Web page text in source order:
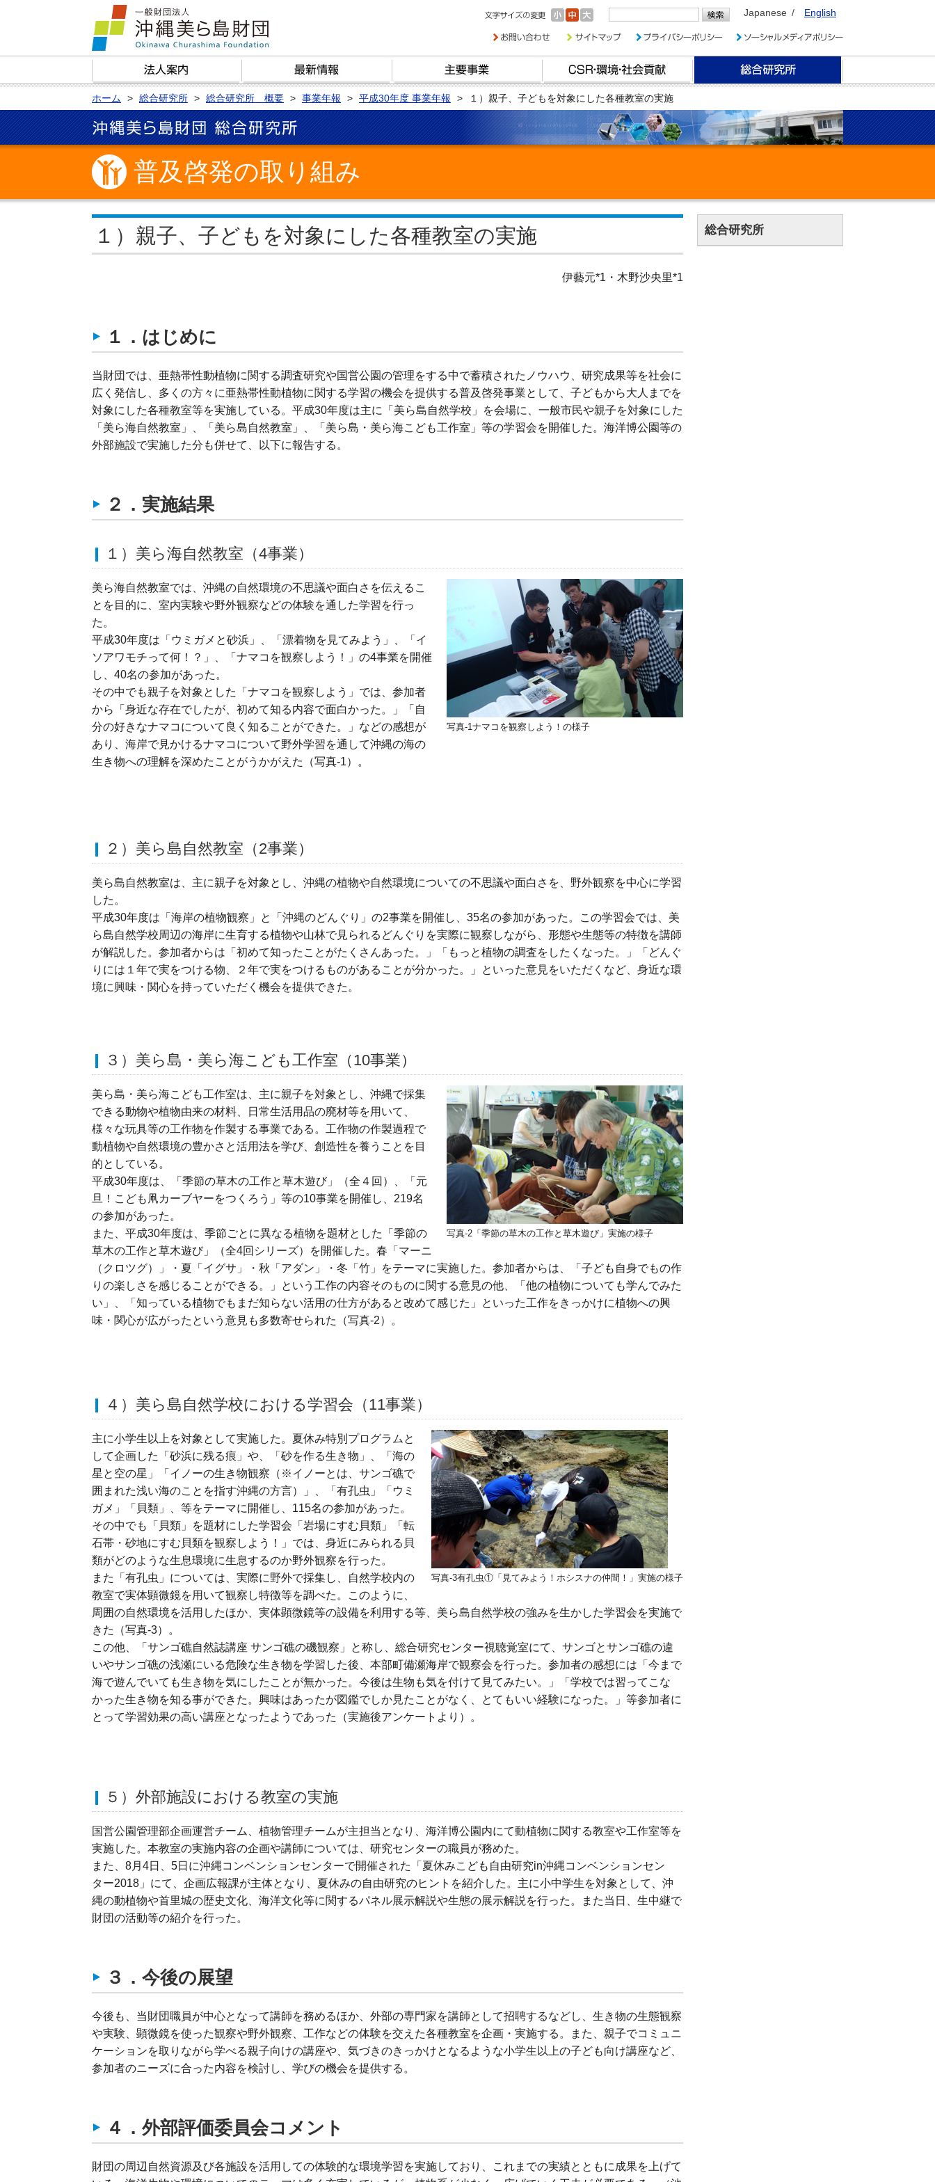
Japanese English
ホーム 総合研究所 総合研究所 概要 事業年報 平成30年度 事業年報 １）親子、子どもを対象にした各種教室の実施
普及啓発の取り組み
１）親子、子どもを対象にした各種教室の実施
伊藝元*1・木野沙央里*1
１．はじめに
当財団では、亜熱帯性動植物に関する調査研究や国営公園の管理をする中で蓄積されたノウハウ、研究成果等を社会に
広く発信し、多くの方々に亜熱帯性動植物に関する学習の機会を提供する普及啓発事業として、子どもから大人までを
対象にした各種教室等を実施している。平成30年度は主に「美ら島自然学校」を会場に、一般市民や親子を対象にした
「美ら海自然教室」、「美ら島自然教室」、「美ら島・美ら海こども工作室」等の学習会を開催した。海洋博公園等の
外部施設で実施した分も併せて、以下に報告する。
２．実施結果
１）美ら海自然教室（4事業）
写真-1ナマコを観察しよう！の様子
美ら海自然教室では、沖縄の自然環境の不思議や面白さを伝えるこ
とを目的に、室内実験や野外観察などの体験を通した学習を行っ
た。
平成30年度は「ウミガメと砂浜」、「漂着物を見てみよう」、「イ
ソアワモチって何！？」、「ナマコを観察しよう！」の4事業を開催
し、40名の参加があった。
その中でも親子を対象とした「ナマコを観察しよう」では、参加者
から「身近な存在でしたが、初めて知る内容で面白かった。」「自
分の好きなナマコについて良く知ることができた。」などの感想が
あり、海岸で見かけるナマコについて野外学習を通して沖縄の海の
生き物への理解を深めたことがうかがえた（写真-1）。
２）美ら島自然教室（2事業）
美ら島自然教室は、主に親子を対象とし、沖縄の植物や自然環境についての不思議や面白さを、野外観察を中心に学習
した。
平成30年度は「海岸の植物観察」と「沖縄のどんぐり」の2事業を開催し、35名の参加があった。この学習会では、美
ら島自然学校周辺の海岸に生育する植物や山林で見られるどんぐりを実際に観察しながら、形態や生態等の特徴を講師
が解説した。参加者からは「初めて知ったことがたくさんあった。」「もっと植物の調査をしたくなった。」「どんぐ
りには１年で実をつける物、２年で実をつけるものがあることが分かった。」といった意見をいただくなど、身近な環
境に興味・関心を持っていただく機会を提供できた。
３）美ら島・美ら海こども工作室（10事業）
写真-2「季節の草木の工作と草木遊び」実施の様子
美ら島・美ら海こども工作室は、主に親子を対象とし、沖縄で採集
できる動物や植物由来の材料、日常生活用品の廃材等を用いて、
様々な玩具等の工作物を作製する事業である。工作物の作製過程で
動植物や自然環境の豊かさと活用法を学び、創造性を養うことを目
的としている。
平成30年度は、「季節の草木の工作と草木遊び」（全４回）、「元
旦！こども凧カーブヤーをつくろう」等の10事業を開催し、219名
の参加があった。
また、平成30年度は、季節ごとに異なる植物を題材とした「季節の
草木の工作と草木遊び」（全4回シリーズ）を開催した。春「マーニ
（クロツグ）」・夏「イグサ」・秋「アダン」・冬「竹」をテーマに実施した。参加者からは、「子ども自身でもの作
りの楽しさを感じることができる。」という工作の内容そのものに関する意見の他、「他の植物についても学んでみた
い」、「知っている植物でもまだ知らない活用の仕方があると改めて感じた」といった工作をきっかけに植物への興
味・関心が広がったという意見も多数寄せられた（写真-2）。
４）美ら島自然学校における学習会（11事業）
写真-3有孔虫①「見てみよう！ホシスナの仲間！」実施の様子
主に小学生以上を対象として実施した。夏休み特別プログラムと
して企画した「砂浜に残る痕」や、「砂を作る生き物」、「海の
星と空の星」「イノーの生き物観察（※イノーとは、サンゴ礁で
囲まれた浅い海のことを指す沖縄の方言）」、「有孔虫」「ウミ
ガメ」「貝類」、等をテーマに開催し、115名の参加があった。
その中でも「貝類」を題材にした学習会「岩場にすむ貝類」「転
石帯・砂地にすむ貝類を観察しよう！」では、身近にみられる貝
類がどのような生息環境に生息するのか野外観察を行った。
また「有孔虫」については、実際に野外で採集し、自然学校内の
教室で実体顕微鏡を用いて観察し特徴等を調べた。このように、
周囲の自然環境を活用したほか、実体顕微鏡等の設備を利用する等、美ら島自然学校の強みを生かした学習会を実施で
きた（写真-3）。
この他、「サンゴ礁自然誌講座 サンゴ礁の磯観察」と称し、総合研究センター視聴覚室にて、サンゴとサンゴ礁の違
いやサンゴ礁の浅瀬にいる危険な生き物を学習した後、本部町備瀬海岸で観察会を行った。参加者の感想には「今まで
海で遊んでいても生き物を気にしたことが無かった。今後は生物も気を付けて見てみたい。」「学校では習ってこな
かった生き物を知る事ができた。興味はあったが図鑑でしか見たことがなく、とてもいい経験になった。」等参加者に
とって学習効果の高い講座となったようであった（実施後アンケートより）。
５）外部施設における教室の実施
国営公園管理部企画運営チーム、植物管理チームが主担当となり、海洋博公園内にて動植物に関する教室や工作室等を
実施した。本教室の実施内容の企画や講師については、研究センターの職員が務めた。
また、8月4日、5日に沖縄コンベンションセンターで開催された「夏休みこども自由研究in沖縄コンベンションセン
ター2018」にて、企画広報課が主体となり、夏休みの自由研究のヒントを紹介した。主に小中学生を対象として、沖
縄の動植物や首里城の歴史文化、海洋文化等に関するパネル展示解説や生態の展示解説を行った。また当日、生中継で
財団の活動等の紹介を行った。
３．今後の展望
今後も、当財団職員が中心となって講師を務めるほか、外部の専門家を講師として招聘するなどし、生き物の生態観察
や実験、顕微鏡を使った観察や野外観察、工作などの体験を交えた各種教室を企画・実施する。また、親子でコミュニ
ケーションを取りながら学べる親子向けの講座や、気づきのきっかけとなるような小学生以上の子ども向け講座など、
参加者のニーズに合った内容を検討し、学びの機会を提供する。
４．外部評価委員会コメント
財団の周辺自然資源及び各施設を活用しての体験的な環境学習を実施しており、これまでの実績とともに成果を上げて
総合研究所